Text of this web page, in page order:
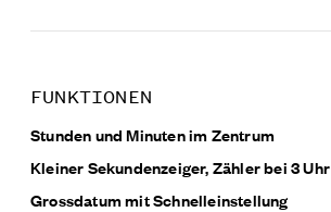
FUNKTIONEN
Stunden und Minuten im Zentrum
Kleiner Sekundenzeiger, Zähler bei 3 Uhr
Grossdatum mit Schnelleinstellung